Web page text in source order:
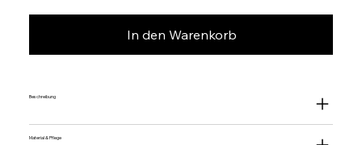
In den Warenkorb
Beschreibung
Material & Pflege